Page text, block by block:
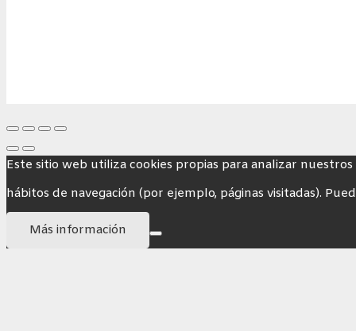
Este sitio web utiliza cookies propias para analizar
hábitos de navegación (por ejemplo, páginas visitadas).
Más información